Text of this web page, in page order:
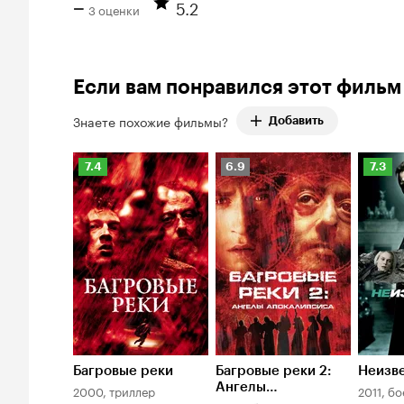
оценок:
оценок:
–
–
3 оценки 5.2
Если вам понравился этот фильм
Знаете похожие фильмы? Добавить
Рейтинг
Кинопоиска
7.4
7.4
Багровые реки
2000, триллер
Рейтинг
Кинопоиска
6.9
6.9
Багровые реки 2:
Ангелы
7.3
7.3
2011,